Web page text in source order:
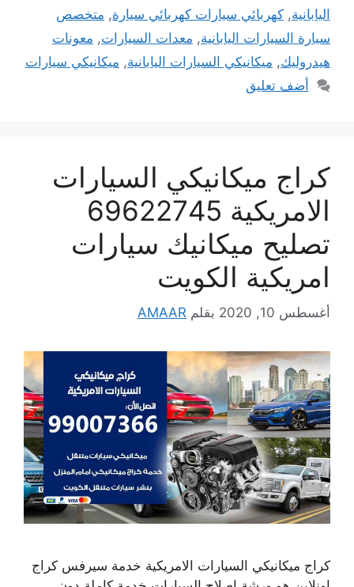
اليابانية, كهربائي سيارات كهربائي سيارة, متخصص
سيارة السيارات اليابانية, معدات السيارات, معونات
هيدروليك, ميكانيكي السيارات اليابانية, ميكانيكي سيارات
أضف تعليق
كراج ميكانيكي السيارات
الامريكية 69622745
تصليح ميكانيك سيارات
امريكية الكويت
أغسطس 10, 2020 بقلم AMAAR
كراج ميكانيكي السيارات الامريكية خدمة سيرفس كراج